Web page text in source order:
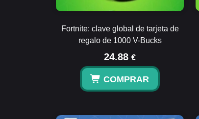
Fortnite: clave global de tarjeta de
regalo de 1000 V-Bucks
24.88 €
COMPRAR